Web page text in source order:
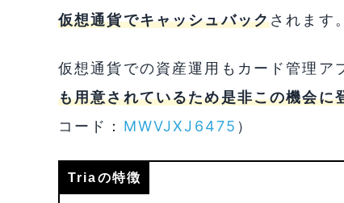
仮想通貨でキャッシュバックされます。
仮想通貨での資産運用もカード管理ア
も用意されているため是非この機会に
コード： MWVJXJ6475 ）
Triaの特徴